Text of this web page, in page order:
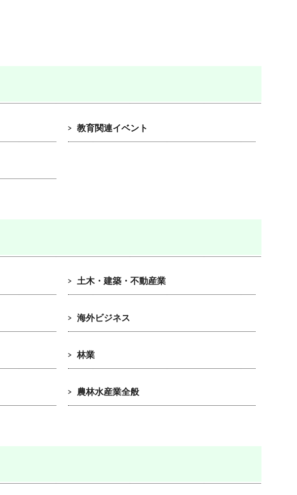
教育関連イベント
土木・建築・不動産業
海外ビジネス
林業
農林水産業全般